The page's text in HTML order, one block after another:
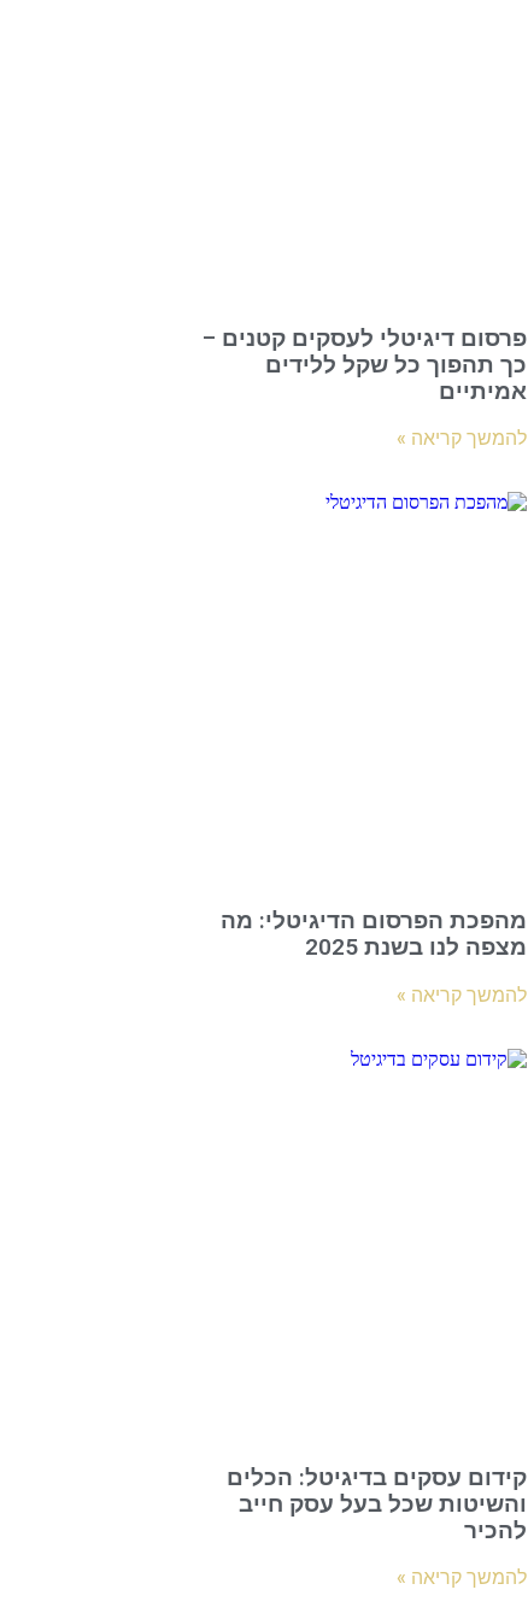
פרסום דיגיטלי לעסקים קטנים –
כך תהפוך כל שקל ללידים
אמיתיים
להמשך קריאה »
מהפכת הפרסום הדיגיטלי: מה
מצפה לנו בשנת 2025
להמשך קריאה »
קידום עסקים בדיגיטל: הכלים
והשיטות שכל בעל עסק חייב
להכיר
להמשך קריאה »